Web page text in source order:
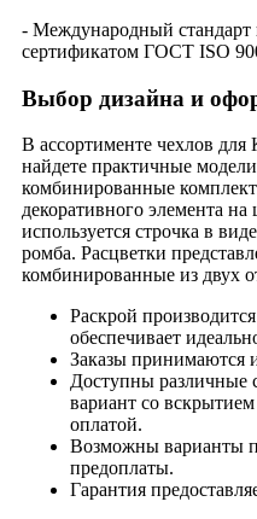
- Международный стандарт
сертификатом ГОСТ ISO
Выбор дизайна и
В ассортименте чехлов
найдете практичные
комбинированные
декоративного элемента
используется строчка в
ромба. Расцветки
комбинированные из двух
Раскрой
обеспечивает
Заказы принимаются
Доступны различные
вариант со
оплатой.
Возможны варианты
предоплаты.
Гарантия